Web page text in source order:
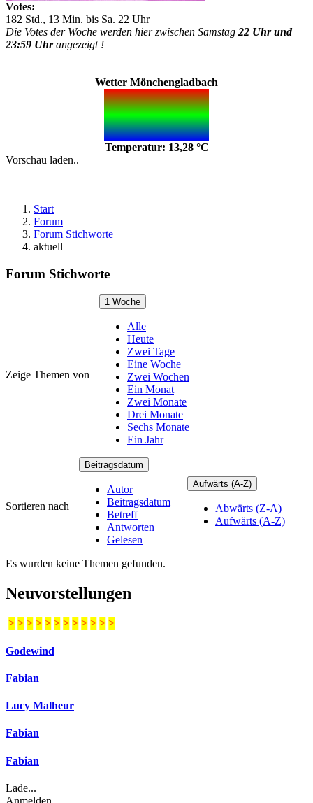
Votes:
182 Std., 13 Min. bis Sa. 22 Uhr
Die Votes der Woche werden hier zwischen Samstag 22 Uhr und
23:59 Uhrangezeigt !
Wetter Mönchengladbach
Temperatur: 13,28 °C
Vorschau laden..
Start
Forum
Forum Stichworte
aktuell
Forum Stichworte
Zeige Themen von
1 Woche
Alle
Heute
Zwei Tage
Eine Woche
Zwei Wochen
Ein Monat
Zwei Monate
Drei Monate
Sechs Monate
Ein Jahr
Sortieren nach
Beitragsdatum
Autor
Beitragsdatum
Betreff
Antworten
Gelesen
Aufwärts (A-Z)
Abwärts (Z-A)
Aufwärts (A-Z)
Es wurden keine Themen gefunden.
Neuvorstellungen
> > > > > > > > > > > >
Godewind
Fabian
Lucy Malheur
Fabian
Fabian
Lade...
Anmelden